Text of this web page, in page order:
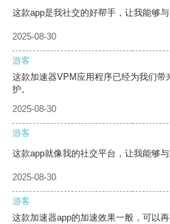
这款app是我社交的好帮手，让我能够
2025-08-30
游客
这款加速器VPM应用程序已经为我们
护。
2025-08-30
游客
这款app就像我的社交平台，让我能够
2025-08-30
游客
这款加速器app的加速效果一般，可以